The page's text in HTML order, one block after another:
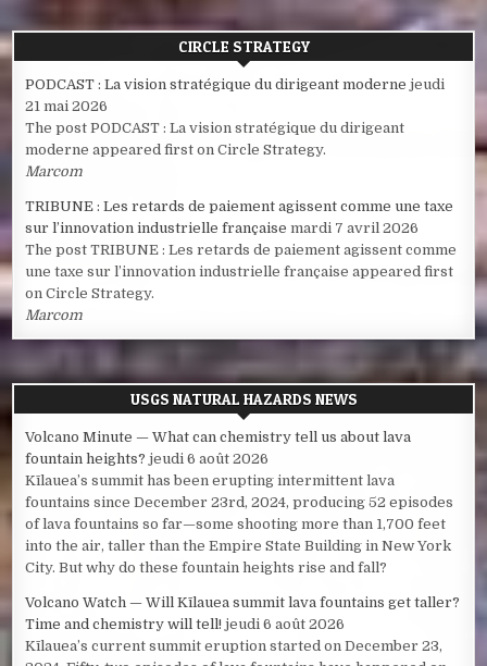
CIRCLE STRATEGY
PODCAST : La vision stratégique du dirigeant moderne jeudi
21 mai 2026
The post PODCAST : La vision stratégique du dirigeant
moderne appeared first on Circle Strategy.
Marcom
TRIBUNE : Les retards de paiement agissent comme une taxe
sur l’innovation industrielle française mardi 7 avril 2026
The post TRIBUNE : Les retards de paiement agissent comme
une taxe sur l’innovation industrielle française appeared first
on Circle Strategy.
Marcom
USGS NATURAL HAZARDS NEWS
Volcano Minute — What can chemistry tell us about lava
fountain heights? jeudi 6 août 2026
Kīlauea’s summit has been erupting intermittent lava
fountains since December 23rd, 2024, producing 52 episodes
of lava fountains so far—some shooting more than 1,700 feet
into the air, taller than the Empire State Building in New York
City. But why do these fountain heights rise and fall?
Volcano Watch — Will Kīlauea summit lava fountains get taller?
Time and chemistry will tell! jeudi 6 août 2026
Kīlauea’s current summit eruption started on December 23,